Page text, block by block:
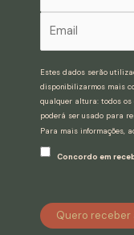
Estes dados serão
disponibilizarmos mais
qualquer altura: todos os
poderá ser usado para
Para mais informações,
Concordo em
Quero receber